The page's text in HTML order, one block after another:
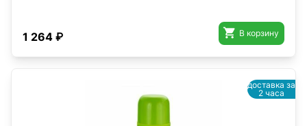
1 264 ₽  В корзину
доставка за
2 часа